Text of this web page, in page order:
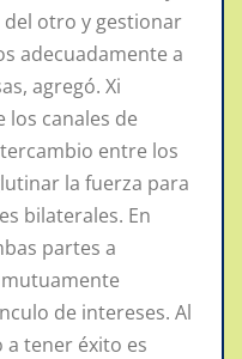
otro y gestionar
adecuadamente a
agregó. Xi
canales de
entre los
la fuerza para
bilaterales. En
partes a
de intereses. Al
a tener éxito es